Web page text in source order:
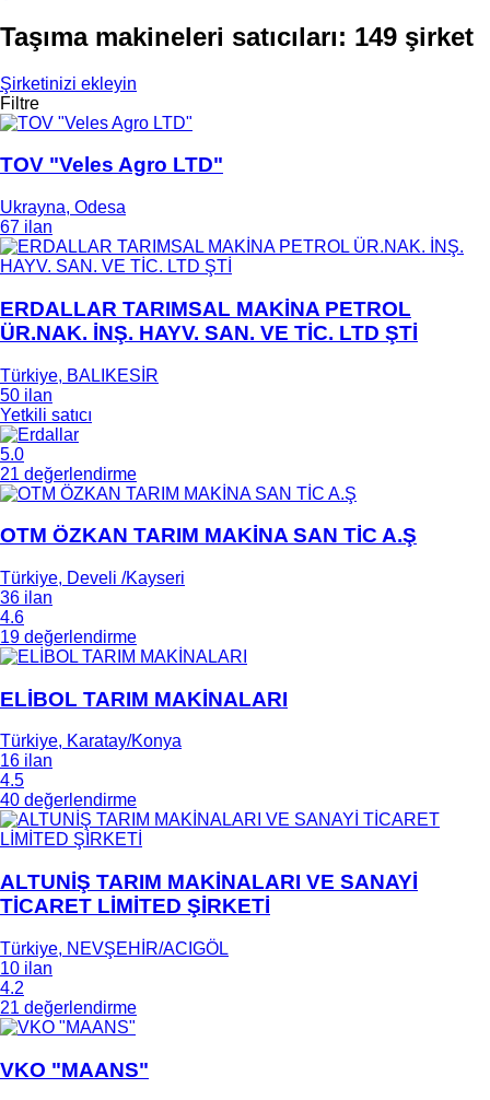
Taşıma makineleri satıcıları: 149 şirket
Şirketinizi ekleyin
Filtre
TOV "Veles Agro LTD"
Ukrayna, Odesa
67 ilan
ERDALLAR TARIMSAL MAKİNA PETROL
ÜR.NAK. İNŞ. HAYV. SAN. VE TİC. LTD ŞTİ
Türkiye, BALIKESİR
50 ilan
Yetkili satıcı
5.0
21 değerlendirme
OTM ÖZKAN TARIM MAKİNA SAN TİC A.Ş
Türkiye, Develi /Kayseri
36 ilan
4.6
19 değerlendirme
ELİBOL TARIM MAKİNALARI
Türkiye, Karatay/Konya
16 ilan
4.5
40 değerlendirme
ALTUNİŞ TARIM MAKİNALARI VE SANAYİ
TİCARET LİMİTED ŞİRKETİ
Türkiye, NEVŞEHİR/ACIGÖL
10 ilan
4.2
21 değerlendirme
VKO "MAANS"